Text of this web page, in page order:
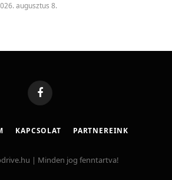
augusztus 8.
Facebook
KAPCSOLAT PARTNEREINK
| Minden jog fenntartva!